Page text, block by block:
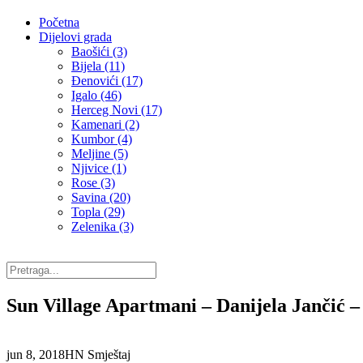
Početna
Dijelovi grada
Baošići (3)
Bijela (11)
Đenovići (17)
Igalo (46)
Herceg Novi (17)
Kamenari (2)
Kumbor (4)
Meljine (5)
Njivice (1)
Rose (3)
Savina (20)
Topla (29)
Zelenika (3)
Sun Village Apartmani – Danijela Jančić –
jun 8, 2018HN Smještaj